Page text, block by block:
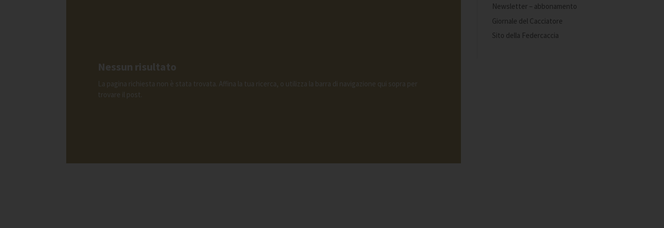
Nessun risultato
La pagina richiesta non è stata trovata. Affina la tua ricerca, o utilizza la barra di navigazione qui sopra per
trovare il post.
Newsletter – abbonamento
Giornale del Cacciatore
Sito della Federcaccia